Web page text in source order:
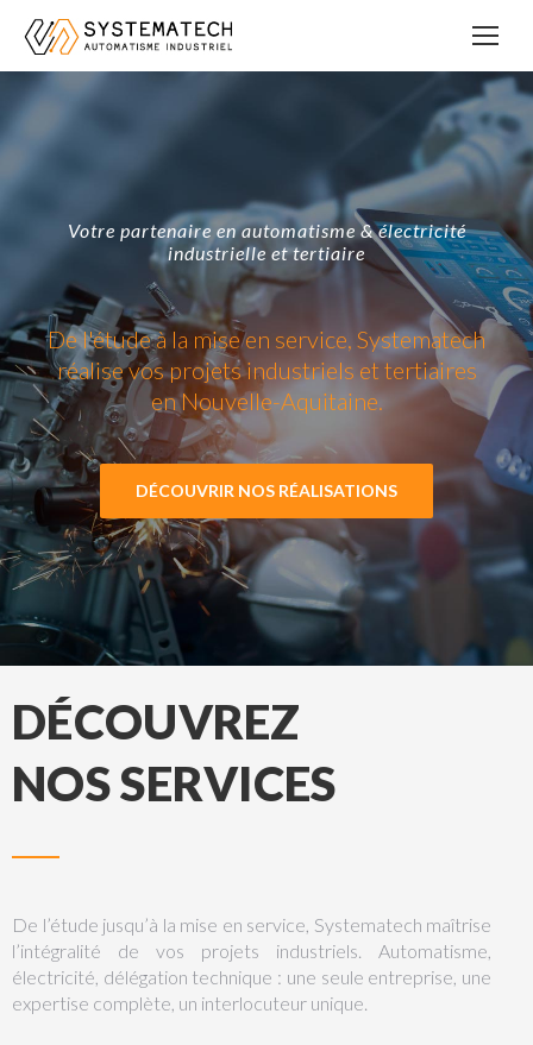
Votre partenaire en automatisme & électricité
industrielle et tertiaire
De l'étude à la mise en service, Systematech
réalise vos projets industriels et tertiaires
en Nouvelle-Aquitaine.
DÉCOUVRIR NOS RÉALISATIONS
DÉCOUVREZ
NOS SERVICES
De l’étude jusqu’à la mise en service, Systematech maîtrise
l’intégralité de vos projets industriels. Automatisme,
électricité, délégation technique : une seule entreprise, une
expertise complète, un interlocuteur unique.